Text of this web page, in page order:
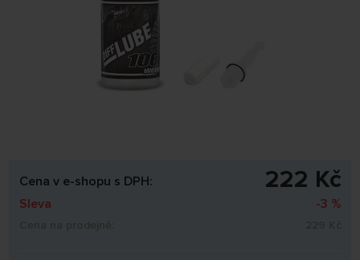
Cena v e-shopu s DPH: 222 Kč
Sleva -3 %